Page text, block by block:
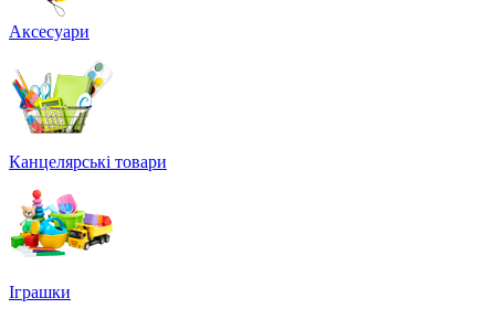
Аксесуари
Канцелярські товари
Іграшки